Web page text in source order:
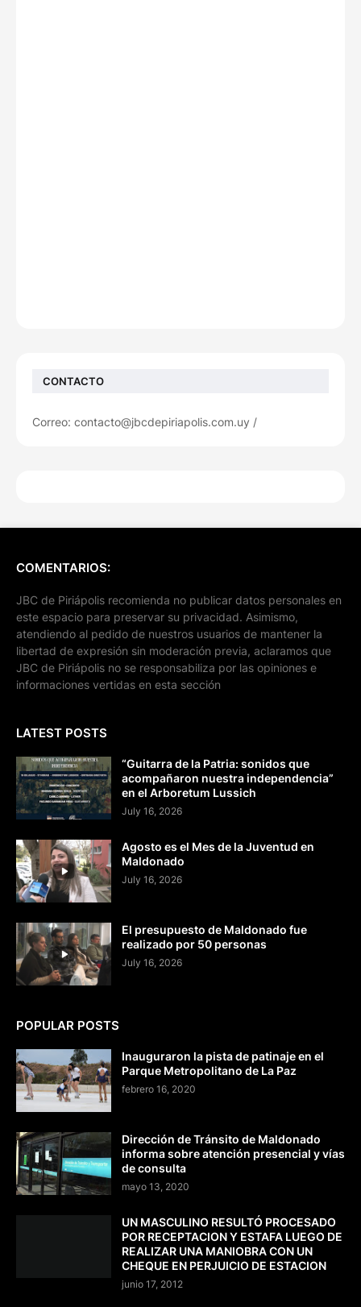
CONTACTO
Correo: contacto@jbcdepiriapolis.com.uy /
COMENTARIOS:
JBC de Piriápolis recomienda no publicar datos personales en
este espacio para preservar su privacidad. Asimismo,
atendiendo al pedido de nuestros usuarios de mantener la
libertad de expresión sin moderación previa, aclaramos que
JBC de Piriápolis no se responsabiliza por las opiniones e
informaciones vertidas en esta sección
LATEST POSTS
“Guitarra de la Patria: sonidos que
acompañaron nuestra independencia”
en el Arboretum Lussich
July 16, 2026
Agosto es el Mes de la Juventud en
Maldonado
July 16, 2026
El presupuesto de Maldonado fue
realizado por 50 personas
July 16, 2026
POPULAR POSTS
Inauguraron la pista de patinaje en el
Parque Metropolitano de La Paz
febrero 16, 2020
Dirección de Tránsito de Maldonado
informa sobre atención presencial y vías
de consulta
mayo 13, 2020
UN MASCULINO RESULTÓ PROCESADO
POR RECEPTACION Y ESTAFA LUEGO DE
REALIZAR UNA MANIOBRA CON UN
CHEQUE EN PERJUICIO DE ESTACION
junio 17, 2012